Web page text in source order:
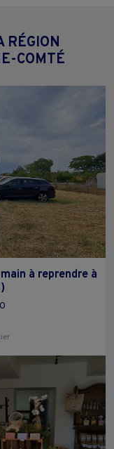
RÉGION
COMTÉ
à reprendre à